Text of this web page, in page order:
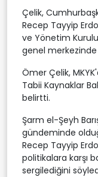
Çelik,
Recep Tayyip
ve Yönetim
genel
Ömer Çelik,
Tabii Kaynaklar
belirtti.
Şarm el-Şeyh
gündeminde
Recep Tayyip
politikalara karşı
sergilediğini